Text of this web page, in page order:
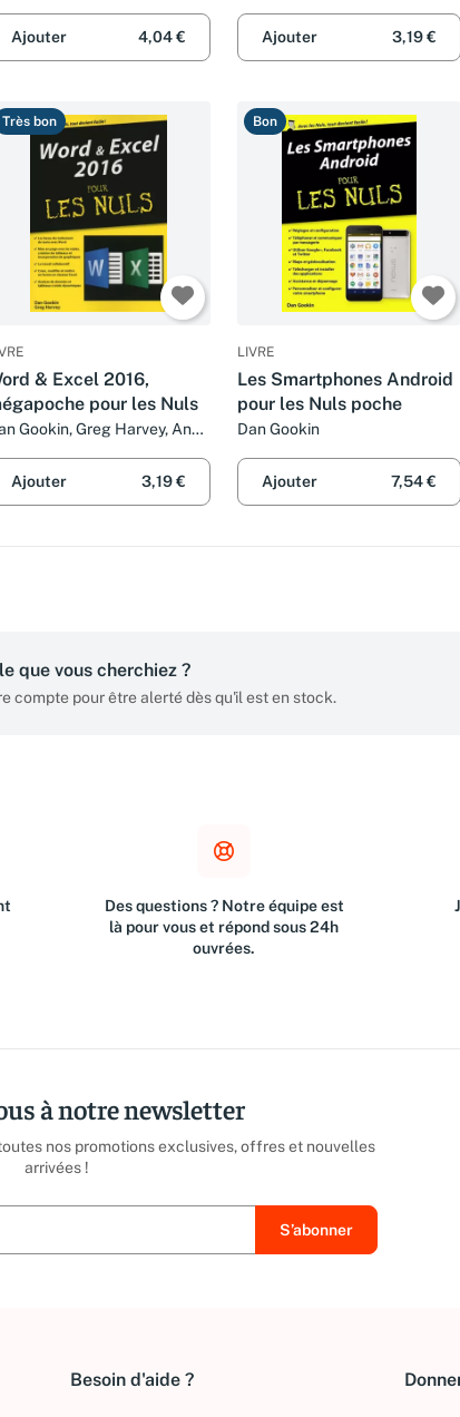
Ajouter 4,04 €
HARVEY et Dan GOOKIN
Ajouter 3,19 €
Très bon
& Excel 2016,
pour les Nuls
Gookin, Greg Harvey, Anne
Ajouter
3,19 €
Bon
LIVRE
Les Smartphones Android
pour les Nuls poche
Dan Gookin
Ajouter 7,54 €
que vous cherchiez ?
compte pour être alerté dès qu'il est en stock.
Des questions ? Notre équipe est
là pour vous et répond sous 24h
ouvrées.
à notre newsletter
nos promotions exclusives, offres et nouvelles
arrivées !
Besoin d'aide ?